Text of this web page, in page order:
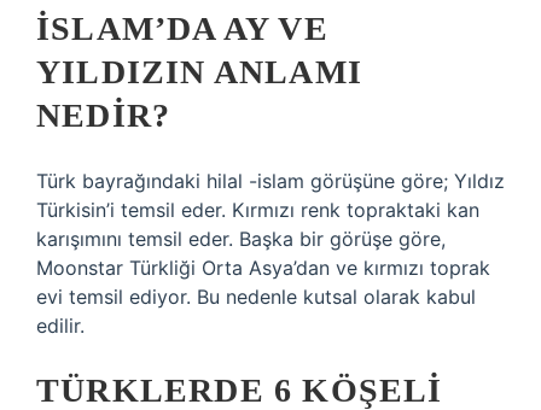
İSLAM’DA AY VE
YILDIZIN ANLAMI
NEDIR?
Türk bayrağındaki hilal -islam görüşüne göre; Yıldız
Türkisin’i temsil eder. Kırmızı renk topraktaki kan
karışımını temsil eder. Başka bir görüşe göre,
Moonstar Türkliği Orta Asya’dan ve kırmızı toprak
evi temsil ediyor. Bu nedenle kutsal olarak kabul
edilir.
TÜRKLERDE 6 KÖŞELI